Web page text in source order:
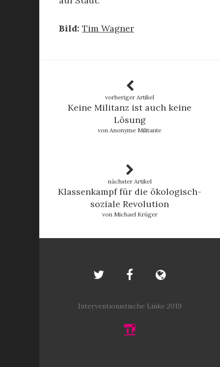
Bild: Tim Wagner
vorheriger Artikel
Keine Militanz ist auch keine
Lösung
von Anonyme Militante
nächster Artikel
Klassenkampf für die ökologisch-
soziale Revolution
von Michael Krüger
Interventionistische Linke 2019